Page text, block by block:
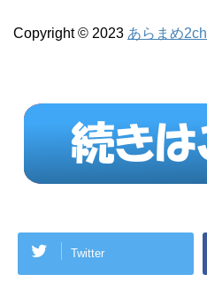
Copyright © 2023 あらまめ2ch
Twitter